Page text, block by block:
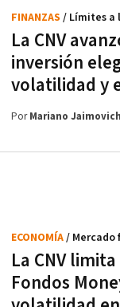
La CNV
inversión
volatilidad y
FINANZAS / Límites a
PorMariano Jaimovich
La CNV
Fondos
ECONOMÍA/ Mercado